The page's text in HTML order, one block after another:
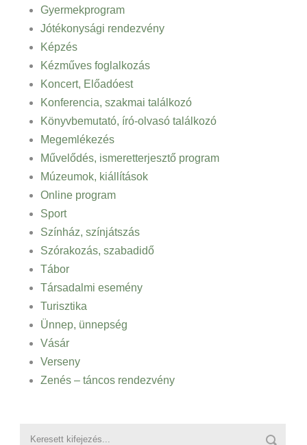
Gyermekprogram
Jótékonysági rendezvény
Képzés
Kézműves foglalkozás
Koncert, Előadóest
Konferencia, szakmai találkozó
Könyvbemutató, író-olvasó találkozó
Megemlékezés
Művelődés, ismeretterjesztő program
Múzeumok, kiállítások
Online program
Sport
Színház, színjátszás
Szórakozás, szabadidő
Tábor
Társadalmi esemény
Turisztika
Ünnep, ünnepség
Vásár
Verseny
Zenés – táncos rendezvény